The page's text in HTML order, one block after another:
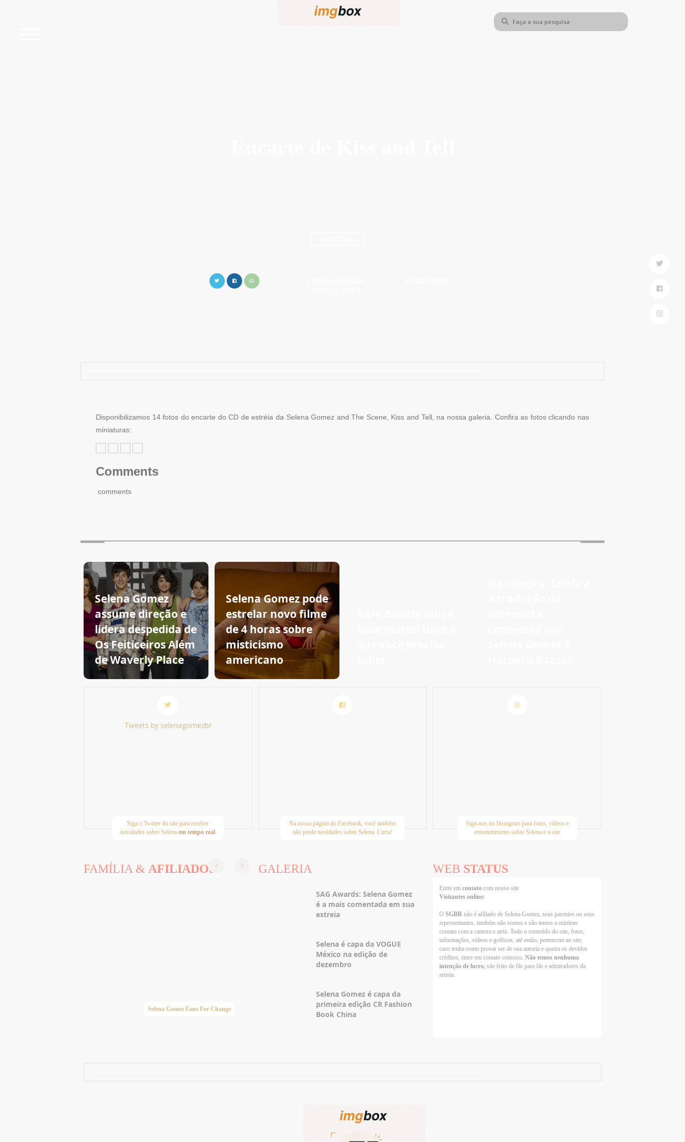
Disponibilizamos 14 fotos do encarte do CD de estréia da Selena Gomez and The Scene, Kiss and Tell, na nossa galeria. Confira as fotos clicando nas
miniaturas:
Comments
comments
Selena Gomez
assume direção e
lidera despedida de
Os Feiticeiros Além
de Waverly Place
Selena Gomez pode
estrelar novo filme
de 4 horas sobre
misticismo
americano
Tweets by selenagomezbr
Siga o Twitter do site para receber
novidades sobre Selenaem tempo real
Na nossa página do Facebook, você também
não perde novidades sobre Selena. Curta!
Siga-nos no Instagram para fotos, vídeos e
entretenimento sobre Selena e o site
FAMÍLIA & AFILIADOS
Selena Gomez Fans For Change Taylor Swift Brasil
GALERIA
SAG Awards: Selena Gomez
é a mais comentada em sua
estreia
Selena é capa da VOGUE
México na edição de
dezembro
Selena Gomez é capa da
primeira edição CR Fashion
Book China
WEB STATUS
Entre emcontatocom nosso site
Visitantes online:
OSGBR não é afiliado de Selena Gomez, seus parentes ou seus
representantes, também não somos e não temos o mínimo
contato com a cantora e atriz. Todo o conteúdo do site, fotos,
informações, vídeos e gráficos, até então, pertencem ao site,
caso tenha como provar ser de sua autoria e queira os devidos
créditos, entre em contato conosco.Não temos nenhuma
intenção de lucro,site feito de fãs para fãs e admiradores da
artista.